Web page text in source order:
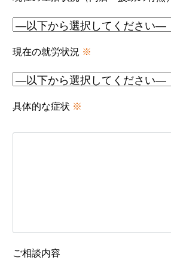
現在の就労状況 ※
具体的な症状 ※
ご相談内容